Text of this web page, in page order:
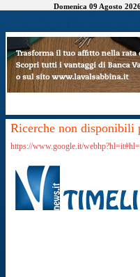
Domenica 09 Agosto
Ricerche non disponibili
https://www.google.it/